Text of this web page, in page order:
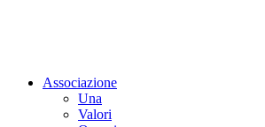
Associazione
Una
Valori